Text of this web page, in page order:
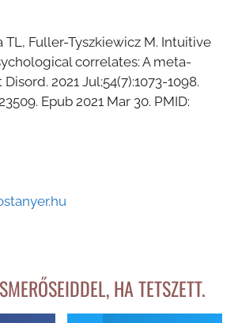
TL, Fuller-Tyszkiewicz M. Intuitive
correlates: A meta-
2021 Jul;54(7):1073-1098.
Epub 2021 Mar 30. PMID:
HA TETSZETT.